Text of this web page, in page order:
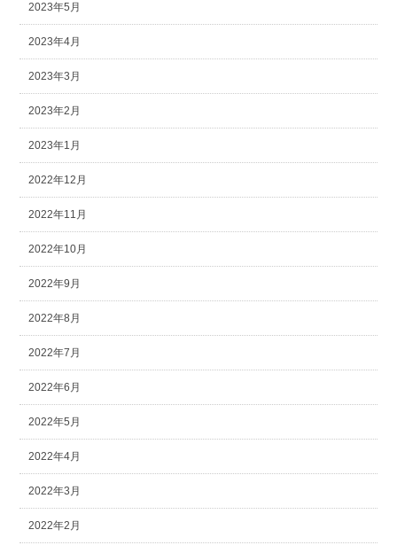
2023年5月
2023年4月
2023年3月
2023年2月
2023年1月
2022年12月
2022年11月
2022年10月
2022年9月
2022年8月
2022年7月
2022年6月
2022年5月
2022年4月
2022年3月
2022年2月